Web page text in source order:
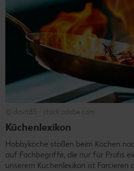
© davit85 - stock.adobe.com
Küchenlexikon
Hobbyköche stoßen beim Kochen
auf Fachbegriffe, die nur für Profis
unserem Küchenlexikon ist Farcieren